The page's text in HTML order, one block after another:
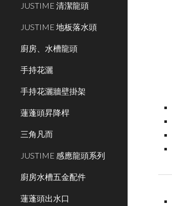
JUSTIME 清潔龍頭
JUSTIME 地板落水頭
廚房、水槽龍頭
手持花灑
手持花灑牆壁掛架
蓮蓬頭昇降桿
三角凡而
JUSTIME 感應龍頭系列
廚房水槽五金配件
蓮蓬頭出水口